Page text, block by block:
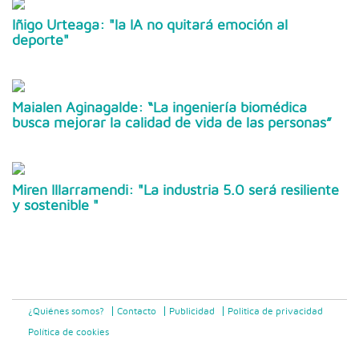
Iñigo Urteaga: "la IA no quitará emoción al
deporte"
Maialen Aginagalde: “La ingeniería biomédica
busca mejorar la calidad de vida de las personas”
Miren Illarramendi: "La industria 5.0 será resiliente
y sostenible "
¿Quiénes somos? Contacto Publicidad Politica de privacidad
Política de cookies